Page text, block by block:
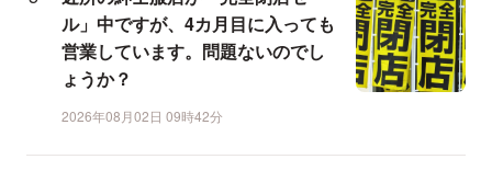
ル」中ですが、4カ月目に入っても
営業しています。問題ないのでし
ょうか？
2026年08月02日 09時42分